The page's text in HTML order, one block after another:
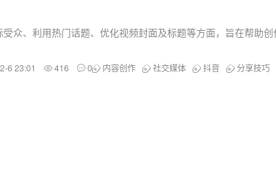
众、利用热门话题、优化视频封面及标题等方面，旨在帮助
6 23:01 416 0 内容创作 社交媒体 抖音 分享技巧